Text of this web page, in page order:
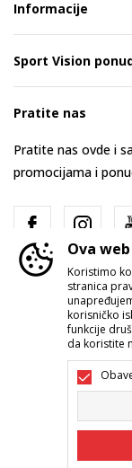
Informacije
Sport Vision
Pratite nas
Pratite nas ovde i
promocijama i
Srbija
Ova
Koristimo
stranica
korisničko
funkcije
da koristite